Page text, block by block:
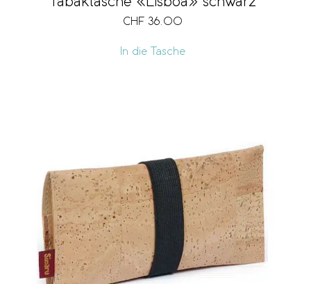
CHF 36.00
In die Tasche